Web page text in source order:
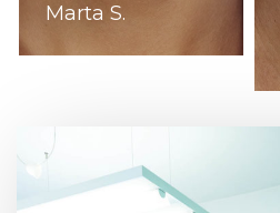
Marta S.